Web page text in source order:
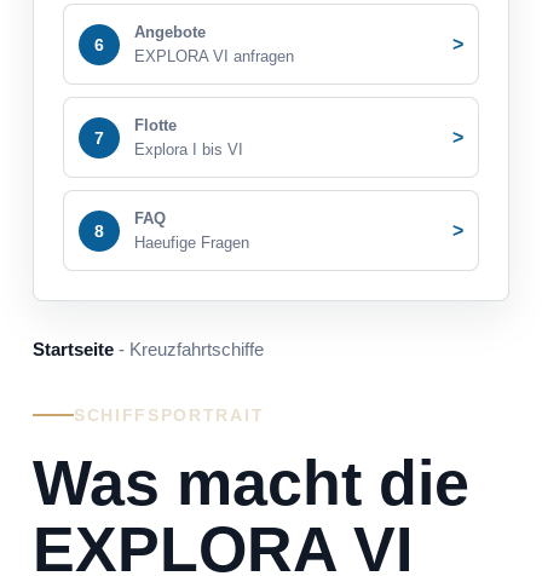
Startseite - Kreuzfahrtschiffe
SCHIFFSPORTRAIT
Was macht die
EXPLORA VI
6
Angebote
EXPLORA VI anfragen
>
7
Flotte
Explora I bis VI
>
8
FAQ
Haeufige Fragen
>